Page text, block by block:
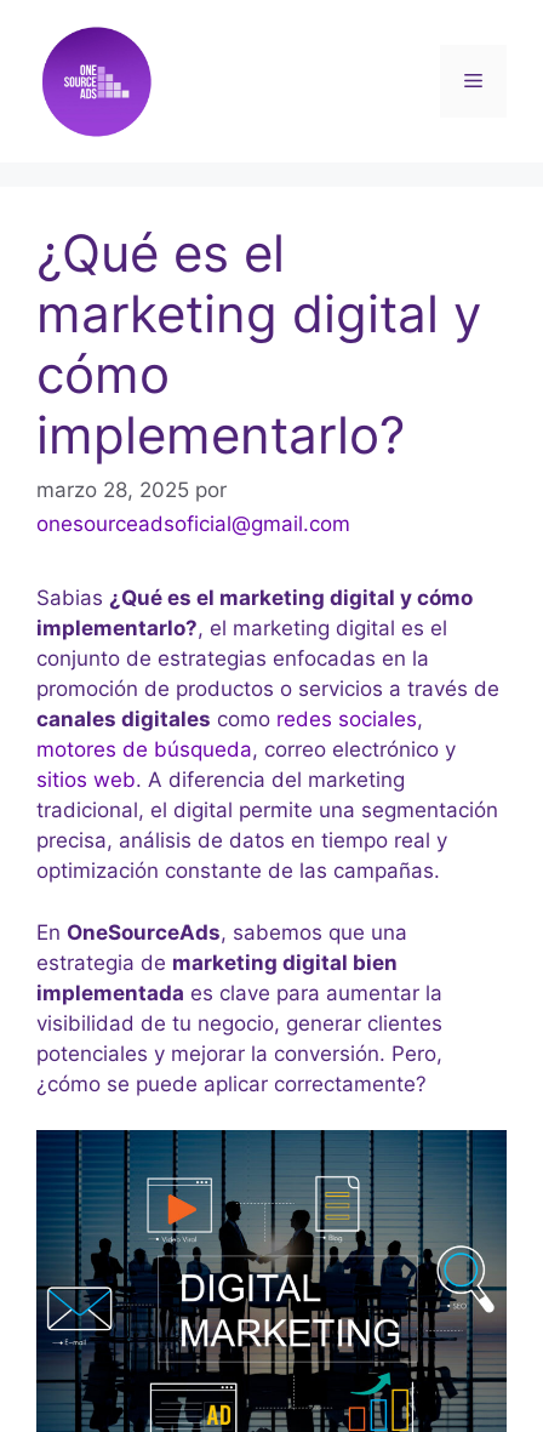
¿Qué es el
marketing digital y
cómo
implementarlo?
marzo 28, 2025 por
onesourceadsoficial@gmail.com
Sabias ¿Qué es el marketing digital y cómo
implementarlo?, el marketing digital es el
conjunto de estrategias enfocadas en la
promoción de productos o servicios a través de
canales digitales como redes sociales,
motores de búsqueda, correo electrónico y
sitios web. A diferencia del marketing
tradicional, el digital permite una segmentación
precisa, análisis de datos en tiempo real y
optimización constante de las campañas.
En OneSourceAds, sabemos que una
estrategia de marketing digital bien
implementada es clave para aumentar la
visibilidad de tu negocio, generar clientes
potenciales y mejorar la conversión. Pero,
¿cómo se puede aplicar correctamente?